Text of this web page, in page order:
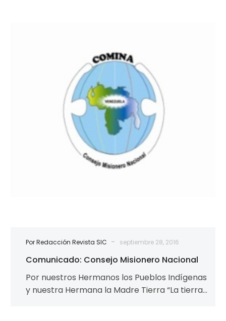
Misionero
Nacional
Por Redacción Revista SIC - septiembre 28, 2016
Comunicado: Consejo Misionero Nacional
Por nuestros Hermanos los Pueblos Indígenas
y nuestra Hermana la Madre Tierra “La tierra